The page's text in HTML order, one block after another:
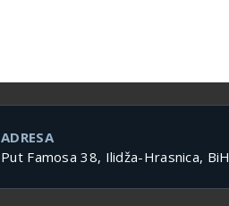
ADRESA
Put Famosa 38, Ilidža-Hrasnica, BiH